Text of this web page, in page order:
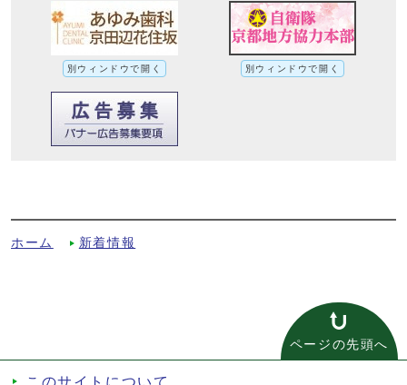
別ウィンドウで開く 別ウィンドウで開く
ホーム 新着情報
ページの先頭へ
このサイトについて